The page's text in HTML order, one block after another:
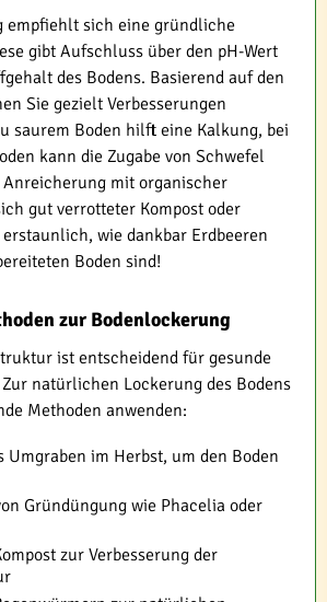
empfiehlt sich eine gründliche
gibt Aufschluss über den pH-Wert
des Bodens. Basierend auf den
Sie gezielt Verbesserungen
saurem Boden hilft eine Kalkung, bei
kann die Zugabe von Schwefel
mit organischer
gut verrotteter Kompost oder
wie dankbar Erdbeeren
Boden sind!
zur Bodenlockerung
ist entscheidend für gesunde
natürlichen Lockerung des Bodens
Methoden anwenden:
Umgraben im Herbst, um den Boden
Gründüngung wie Phacelia oder
zur Verbesserung der